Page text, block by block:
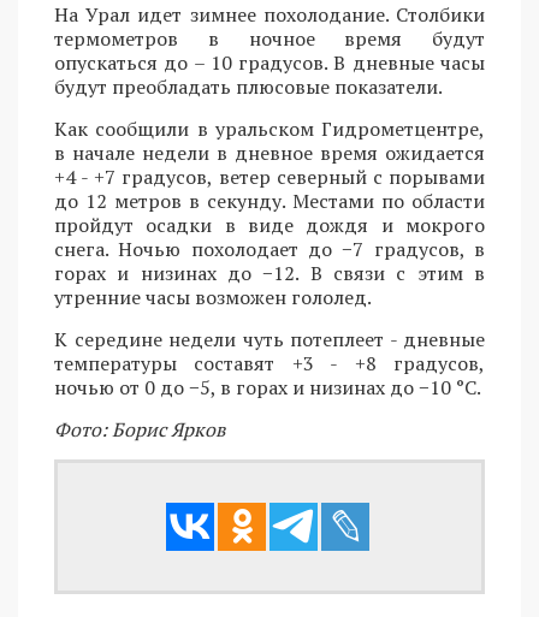
На Урал идет зимнее похолодание. Столбики
термометров в ночное время будут
опускаться до – 10 градусов. В дневные часы
будут преобладать плюсовые показатели.
Как сообщили в уральском Гидрометцентре,
в начале недели в дневное время ожидается
+4 - +7 градусов, ветер северный с порывами
до 12 метров в секунду. Местами по области
пройдут осадки в виде дождя и мокрого
снега. Ночью похолодает до −7 градусов, в
горах и низинах до −12. В связи с этим в
утренние часы возможен гололед.
К середине недели чуть потеплеет - дневные
температуры составят +3 - +8 градусов,
ночью от 0 до −5, в горах и низинах до −10 °C.
Фото: Борис Ярков